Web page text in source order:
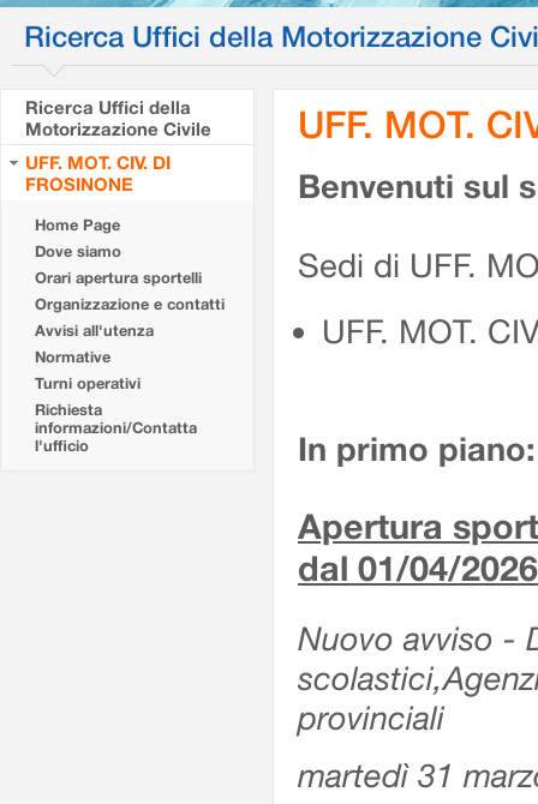
Ricerca Uffici della Motorizzazione
Ricerca Uffici della
Motorizzazione Civile
UFF. MOT. CIV. DI
FROSINONE
Home Page
Dove siamo
Orari apertura sportelli
Organizzazione e contatti
Avvisi all'utenza
Normative
Turni operativi
Richiesta
informazioni/Contatta
l'ufficio
UFF. MOT.
Benvenuti sul
Sedi di UFF.
UFF. MOT.
In primo piano:
Apertura
dal 01/04/2026
Nuovo avviso -
provinciali
martedì 31